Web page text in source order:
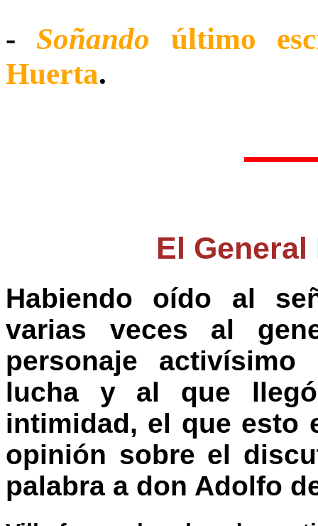
-Soñando último
Huerta.
El
Habiendo oído al
varias veces al
personaje
lucha y al que
intimidad, el que esto
opinión sobre el
palabra a don Adolfo